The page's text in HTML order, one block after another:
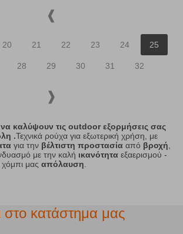
20 21 22 23 24 25
28 29 30 31 32
καλύψουν τις outdoor εξορμήσεις σας
.Τεχνικά ρούχα για εξωτερική χρήση, με
για την βέλτιστη προστασία από βροχή
με την καλή ικανότητα εξαερισμού -
μας απόλαυση
στο κατάστημα μας